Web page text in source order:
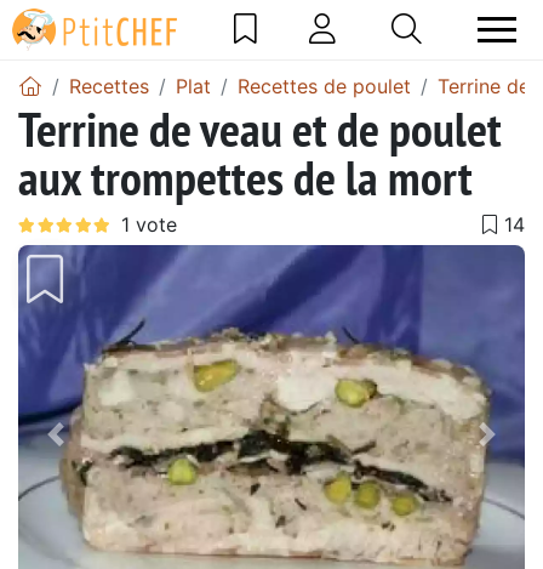
Recettes Plat Recettes de poulet Terrine de
Terrine de veau et de poulet
aux trompettes de la mort
Précédent